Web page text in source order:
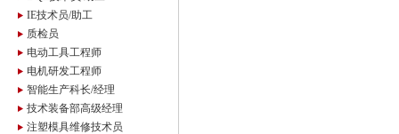
IE技术员/助工
质检员
电动工具工程师
电机研发工程师
智能生产科长/经理
技术装备部高级经理
注塑模具维修技术员